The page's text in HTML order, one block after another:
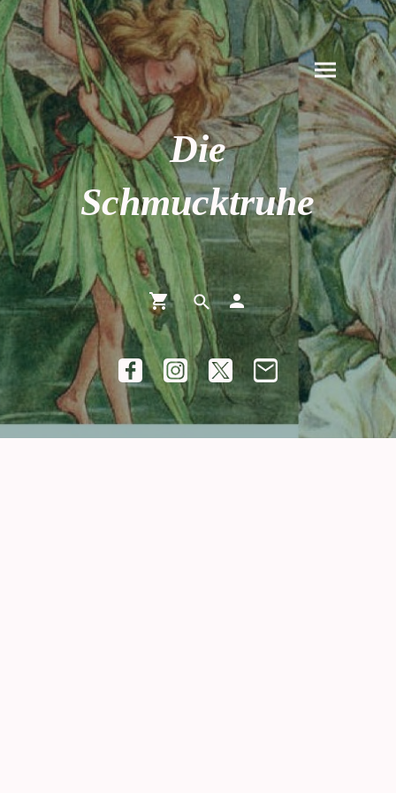
Die
Schmucktruhe